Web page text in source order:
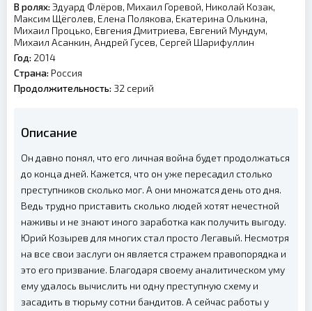
В ролях: Эдуард Флёров, Михаил Горевой, Николай Козак,
Максим Щёголев, Елена Полякова, Екатерина Олькина,
Михаил Процько, Евгения Дмитриева, Евгений Мундум,
Михаил Асанкин, Андрей Гусев, Сергей Шарифуллин
Год: 2014
Страна: Россия
Продолжительность: 32 серий
Описание
Он давно понял, что его личная война будет продолжаться
до конца дней. Кажется, что он уже пересадил столько
преступников сколько мог. А они множатся день ото дня.
Ведь трудно приставить сколько людей хотят нечестной
наживы и не знают иного заработка как получить выгоду.
Юрий Козырев для многих стал просто Легавый. Несмотря
на все свои заслуги он является стражем правопорядка и
это его призвание. Благодаря своему аналитическом уму
ему удалось вычислить ни одну преступную схему и
засадить в тюрьму сотни бандитов. А сейчас работы у